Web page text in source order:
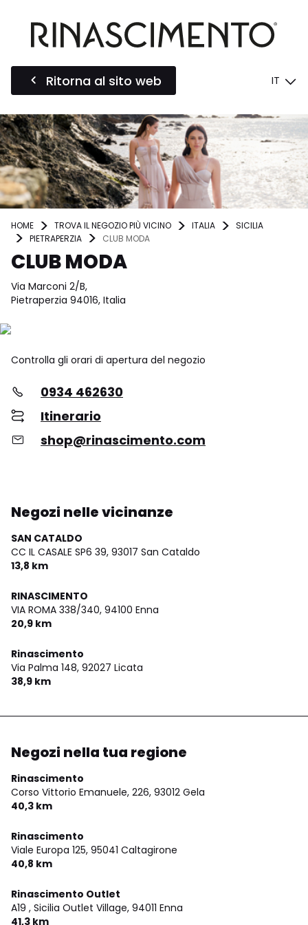
Ritorna al sito web IT
HOME TROVA IL NEGOZIO PIÙ VICINO ITALIA
SICILIA
PIETRAPERZIA
CLUB MODA
CLUB MODA
Via Marconi 2/B,
Pietraperzia 94016, Italia
Controlla gli orari di apertura del negozio
0934 462630
Itinerario
shop@rinascimento.com
Negozi nelle vicinanze
SAN CATALDO
CC IL CASALE SP6 39, 93017 San Cataldo
13,8 km
RINASCIMENTO
VIA ROMA 338/340, 94100 Enna
20,9 km
Rinascimento
Via Palma 148, 92027 Licata
38,9 km
Negozi nella tua regione
Rinascimento
Corso Vittorio Emanuele, 226, 93012 Gela
40,3 km
Rinascimento
Viale Europa 125, 95041 Caltagirone
40,8 km
Rinascimento Outlet
A19 , Sicilia Outlet Village, 94011 Enna
41,3 km